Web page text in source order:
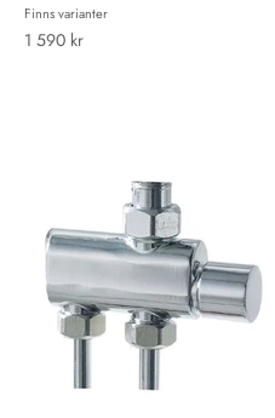
Finns varianter
REA-pris
1 590 kr